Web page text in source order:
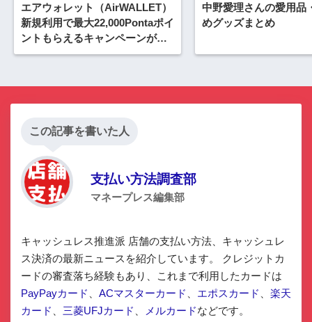
エアウォレット（AirWALLET）
新規利用で最大22,000Pontaポイ
ントもらえるキャンペーンが開
催中！2023年10月17日（火）ま
中野愛理さんの愛用品
めグッズまとめ
この記事を書いた人
支払い方法調査部
マネープレス編集部
キャッシュレス推進派 店舗の支払い方法、キャッシュレ
ス決済の最新ニュースを紹介しています。 クレジットカ
ードの審査落ち経験もあり、これまで利用したカードは
PayPayカード
ACマスターカード エポスカード
楽天
カード
三菱UFJカード メルカードなどです。